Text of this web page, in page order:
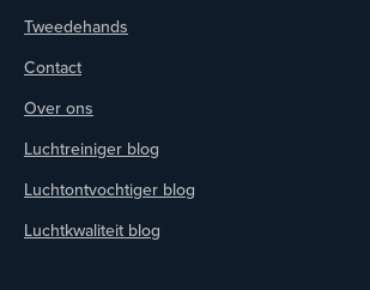
Tweedehands
Contact
Over ons
Luchtreiniger blog
Luchtontvochtiger blog
Luchtkwaliteit blog